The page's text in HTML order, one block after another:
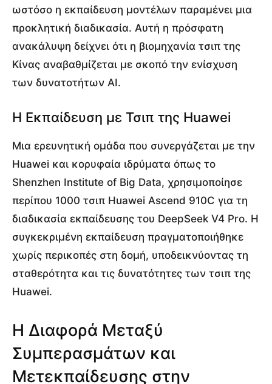
ωστόσο η εκπαίδευση μοντέλων παραμένει μια
προκλητική διαδικασία. Αυτή η πρόσφατη
ανακάλυψη δείχνει ότι η βιομηχανία τσιπ της
Κίνας αναβαθμίζεται με σκοπό την ενίσχυση
των δυνατοτήτων AI.
Η Εκπαίδευση με Τσιπ της Huawei
Μια ερευνητική ομάδα που συνεργάζεται με την
Huawei και κορυφαία ιδρύματα όπως το
Shenzhen Institute of Big Data, χρησιμοποίησε
περίπου 1000 τσιπ Huawei Ascend 910C για τη
διαδικασία εκπαίδευσης του DeepSeek V4 Pro. Η
συγκεκριμένη εκπαίδευση πραγματοποιήθηκε
χωρίς περικοπές στη δομή, υποδεικνύοντας τη
σταθερότητα και τις δυνατότητες των τσιπ της
Huawei.
Η Διαφορά Μεταξύ
Συμπερασμάτων και
Μετεκπαίδευσης στην